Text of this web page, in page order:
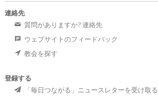
連絡先
質問がありますか? 連絡先
ウェブサイトのフィードバック
教会を探す
登録する
「毎日つながる」ニュースレターを受け取る